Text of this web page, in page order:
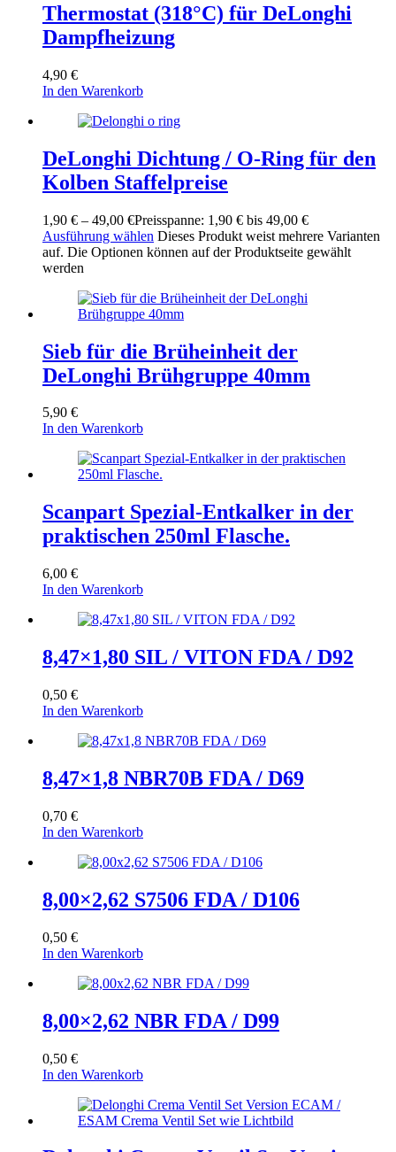
Thermostat (318°C) für DeLonghi
Dampfheizung
4,90 €
In den Warenkorb
DeLonghi Dichtung / O-Ring für den
Kolben Staffelpreise
1,90 € – 49,00 €Preisspanne: 1,90 € bis 49,00 €
Ausführung wählen Dieses Produkt weist mehrere Varianten
auf. Die Optionen können auf der Produktseite gewählt
werden
Sieb für die Brüheinheit der
DeLonghi Brühgruppe 40mm
5,90 €
In den Warenkorb
Scanpart Spezial-Entkalker in der
praktischen 250ml Flasche.
6,00 €
In den Warenkorb
8,47×1,80 SIL / VITON FDA / D92
0,50 €
In den Warenkorb
8,47×1,8 NBR70B FDA / D69
0,70 €
In den Warenkorb
8,00×2,62 S7506 FDA / D106
0,50 €
In den Warenkorb
8,00×2,62 NBR FDA / D99
0,50 €
In den Warenkorb